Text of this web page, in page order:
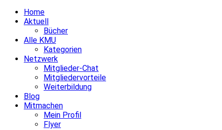
Home
Aktuell
Bücher
Alle KMU
Kategorien
Netzwerk
Mitglieder-Chat
Mitgliedervorteile
Weiterbildung
Blog
Mitmachen
Mein Profil
Flyer